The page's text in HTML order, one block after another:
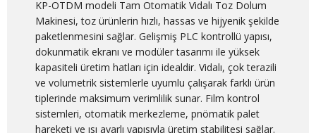
KP-OTDM modeli Tam Otomatik Vidalı Toz Dolum
Makinesi, toz ürünlerin hızlı, hassas ve hijyenik şekilde
paketlenmesini sağlar. Gelişmiş PLC kontrollü yapısı,
dokunmatik ekranı ve modüler tasarımı ile yüksek
kapasiteli üretim hatları için idealdir. Vidalı, çok terazili
ve volumetrik sistemlerle uyumlu çalışarak farklı ürün
tiplerinde maksimum verimlilik sunar. Film kontrol
sistemleri, otomatik merkezleme, pnömatik palet
hareketi ve ısı ayarlı yapısıyla üretim stabilitesi sağlar.